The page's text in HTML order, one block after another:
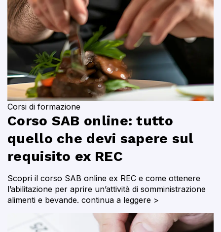
Corsi di formazione
Corso SAB online: tutto
quello che devi sapere sul
requisito ex REC
Scopri il corso SAB online ex REC e come ottenere
l’abilitazione per aprire un’attività di somministrazione
alimenti e bevande. continua a leggere >